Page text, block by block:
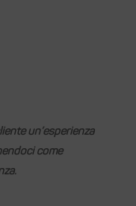
un’esperienza
come